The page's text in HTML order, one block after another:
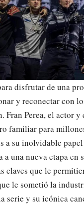
disfrutar de una
y reconectar con
Fran Perea, el actor y
familiar para
a su inolvidable papel
a una nueva etapa en
claves que le
le sometió la
serie y su icónica